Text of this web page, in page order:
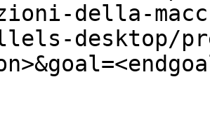
della-
desktop/